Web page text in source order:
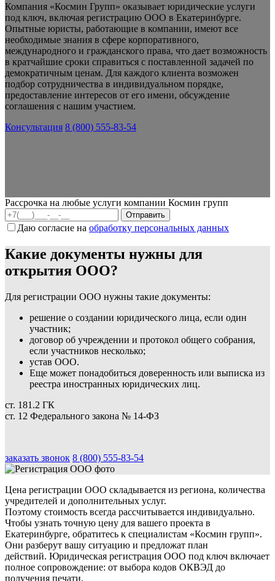
Компания «Космин Групп» оказывает юридические услуги
под ключ, включая регистрацию ООО в Екатеринбурге.
Опытные юристы, работающие в компании, имеют все
необходимые знания в сфере корпоративного,
международного и гражданского права, что дает возможность
в кратчайшие сроки справиться с поставленной задачей по
демократичным ценам. Для каждого клиента возможен
подбор сотрудничества в индивидуальном порядке,
предоставление интересов от его имени, обсуждение
соглашения с нашим участием.
Консультация 8 (800) 555-83-54
Рассрочка на любые услуги компании Космин групп
Даю согласие на обработку персональных данных
Какие документы нужны для
открытия ООО?
Для регистрации ООО нужны такие документы:
решение о создании юридического лица, если один
участник;
договор об учреждении и протокол общего собрания,
если участников несколько;
устав ООО.
Еще может понадобиться доверенность или выписка из
реестра иностранных юридических лиц.
ст. 181.2 ГК
ст. 12 Федерального закона № 14-ФЗ
заказать звонок 8 (800) 555-83-54
Цена регистрации ООО складывается из региона, количества
учредителей и дополнительных услуг.
Поэтому стоимость всегда рассчитывается индивидуально.
Чтобы узнать точную цену для вашего проекта в
Екатеринбурге, обратитесь к специалистам «Космин групп».
Они разберут вашу ситуацию и предложат план
действий. Юридическая регистрация ООО под ключ включает
полное сопровождение: от выбора кодов ОКВЭД до
получения печати.